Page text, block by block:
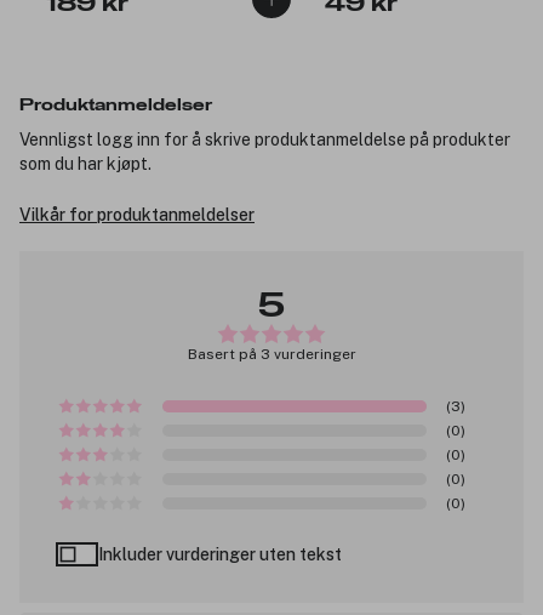
Produktanmeldelser
Vennligst logg inn for å skrive produktanmeldelse på produkter
som du har kjøpt.
Vilkår for produktanmeldelser
5
Basert på 3 vurderinger
(3)
(0)
(0)
(0)
(0)
Inkluder vurderinger uten tekst